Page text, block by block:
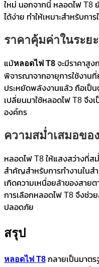
ใหม่ นอกจากนี้ หลอดไฟ T8
ได้ง่าย ทำให้เหมาะสำหรับก
ราคาคุ้มค่าในระย
แม้หลอดไฟ T8 จะมีราคาสู
พิจารณาจากอายุการใช้งานที่
ประหยัดพลังงานแล้ว ถือเป็น
เปลี่ยนมาใช้หลอดไฟ T8 จึง
องค์กร
ความสม่ำเสมอขอ
หลอดไฟ T8 ให้แสงสว่างที่ส
สำคัญสำหรับการทำงานในส
เกิดความเหนื่อยล้าของสาย
การเลือกหลอดไฟ T8 จึงช่ว
ปลอดภัย
สรุป
หลอดไฟ T8 กลายเป็นมาตร